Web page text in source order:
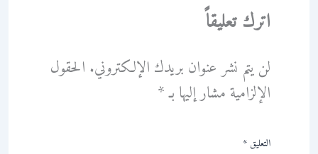
اترك تعليقاً
لن يتم نشر عنوان بريدك الإلكتروني. الحقول
الإلزامية مشار إليها بـ*
التعليق *